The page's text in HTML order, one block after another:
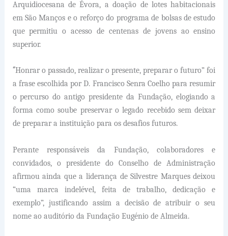
Arquidiocesana de Évora, a doação de lotes habitacionais
em São Manços e o reforço do programa de bolsas de estudo
que permitiu o acesso de centenas de jovens ao ensino
superior.
“Honrar o passado, realizar o presente, preparar o futuro” foi
a frase escolhida por D. Francisco Senra Coelho para resumir
o percurso do antigo presidente da Fundação, elogiando a
forma como soube preservar o legado recebido sem deixar
de preparar a instituição para os desafios futuros.
Perante responsáveis da Fundação, colaboradores e
convidados, o presidente do Conselho de Administração
afirmou ainda que a liderança de Silvestre Marques deixou
“uma marca indelével, feita de trabalho, dedicação e
exemplo”, justificando assim a decisão de atribuir o seu
nome ao auditório da Fundação Eugénio de Almeida.